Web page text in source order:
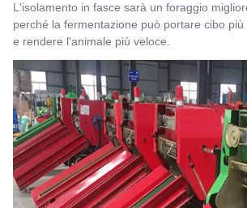
L'isolamento in fasce sarà un foraggio
perché la fermentazione può portare cibo
e rendere l'animale più veloce.